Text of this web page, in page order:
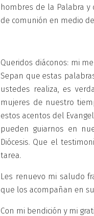
hombres de la Palabra
de comunión en medio
Queridos diáconos: mi
Sepan que estas
ustedes realiza, es
mujeres de nuestro
estos acentos del
pueden guiarnos en
Diócesis. Que el
tarea.
Les renuevo mi saludo
que los acompañan en
Con mi bendición y mi